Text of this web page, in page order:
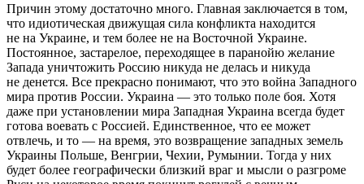
Причин этому достаточно много. Главная заключается в том,
что идиотическая движущая сила конфликта находится
не на Украине, и тем более не на Восточной Украине.
Постоянное, застарелое, переходящее в паранойю желание
Запада уничтожить Россию никуда не делась и никуда
не денется. Все прекрасно понимают, что это война Западного
мира против России. Украина — это только поле боя. Хотя
даже при установлении мира Западная Украина всегда будет
готова воевать с Россией. Единственное, что ее может
отвлечь, и то — на время, это возвращение западных земель
Украины Польше, Венгрии, Чехии, Румынии. Тогда у них
будет более географически близкий враг и мысли о разгроме